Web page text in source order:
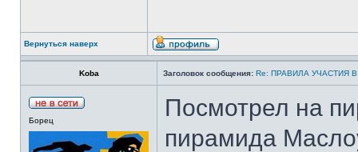
Вернуться наверх
Koba Заголовок сообщения: Re: ПРАВИЛА УЧАСТИЯ
Борец
Посмотрел на
пирамида